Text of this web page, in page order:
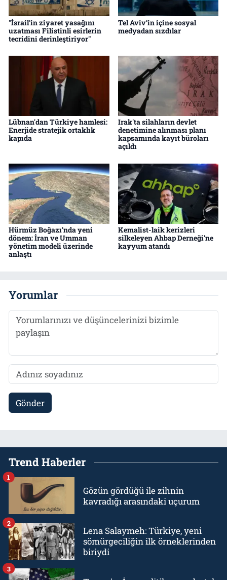
"İsrail'in ziyaret yasağını
uzatması Filistinli esirlerin
tecridini derinleştiriyor"
Tel Aviv’in içine sosyal
medyadan sızdılar
Lübnan'dan Türkiye hamlesi:
Enerjide stratejik ortaklık
kapıda
Irak'ta silahların devlet
denetimine alınması planı
kapsamında kayıt büroları
açıldı
Hürmüz Boğazı'nda yeni
dönem: İran ve Umman
yönetim modeli üzerinde
anlaştı
Kemalist-laik kerizleri
silkeleyen Ahbap Derneği'ne
kayyum atandı
Yorumlar
Gönder
Trend Haberler
Gözün gördüğü ile zihnin
kavradığı arasındaki uçurum
1
Lena Salaymeh: Türkiye, yeni
sömürgeciliğin ilk örneklerinden
biriydi
2
3